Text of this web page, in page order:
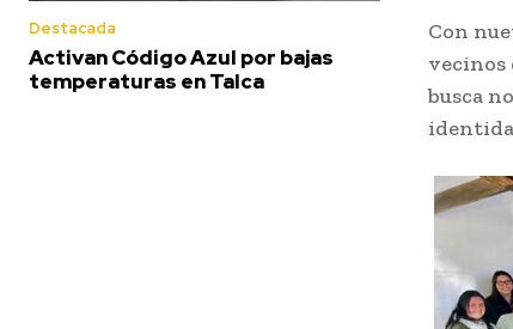
Destacada
Activan Código Azul por bajas
temperaturas en Talca
Con
vecinos
busca